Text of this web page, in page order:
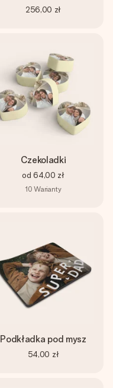
256,00 zł
Czekoladki
od 64,00 zł
10 Warianty
Podkładka pod mysz
54,00 zł